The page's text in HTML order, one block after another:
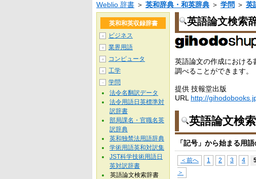
Weblio 辞書 ＞ 英和辞典・和英辞典 ＞ 学問 ＞ 英
英語論文検索
英語論文の作成におけ
調べることができます。
提供 技報堂出版
URL http://
英語論文検
「記号」から始まる用
＜前へ 1 2 3 4
＞
英和和英収録辞書
＋ ビジネス
＋ 業界用語
＋ コンピュータ
＋ 工学
－
学問
法令名翻訳データ
法令用語日英標準対
訳辞書
部局課名・官職名英
訳辞典
英和独禁法用語辞典
学術用語英和対訳集
JST科学技術用語日
英対訳辞書
英語論文検索辞書